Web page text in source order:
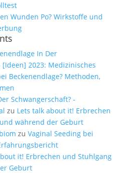
Wunden Po? Wirkstoffe und
In Der
[Ideen] 2023: Medizinisches
Beckenendlage? Methoden,
Schwangerschaft? -
zu Lets talk about it! Erbrechen
während der Geburt
zu Vaginal Seeding bei
it! Erbrechen und Stuhlgang
Geburt